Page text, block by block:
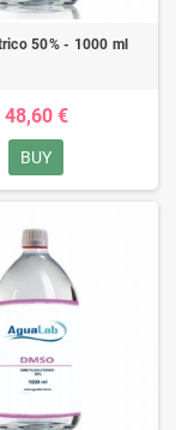
50% - 1000 ml
48,60 €
BUY